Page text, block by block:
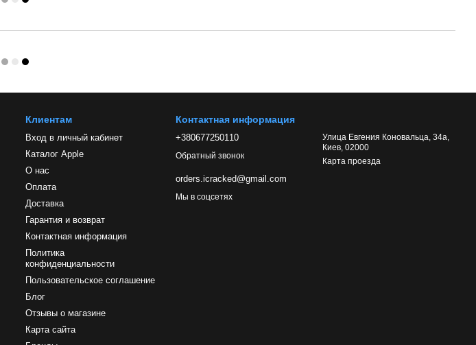
Клиентам
Вход в личный кабинет
Каталог Apple
О нас
Оплата
Доставка
Гарантия и возврат
Контактная информация
Политика
конфиденциальности
Пользовательское соглашение
Блог
Отзывы о магазине
Карта сайта
Контактная информация
+380677250110
Обратный звонок
orders.icracked@gmail.com
Улица Евгения Коновальца, 34а,
Киев, 02000
Карта проезда
Мы в соцсетях